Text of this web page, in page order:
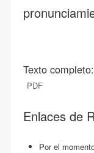
Texto completo:
PDF
Enlaces de
Por el